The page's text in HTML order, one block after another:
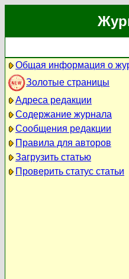
Общая информация о
Золотые страницы
Адреса редакции
Содержание журнала
Сообщения редакции
Правила для авторов
Загрузить статью
Проверить статус статьи